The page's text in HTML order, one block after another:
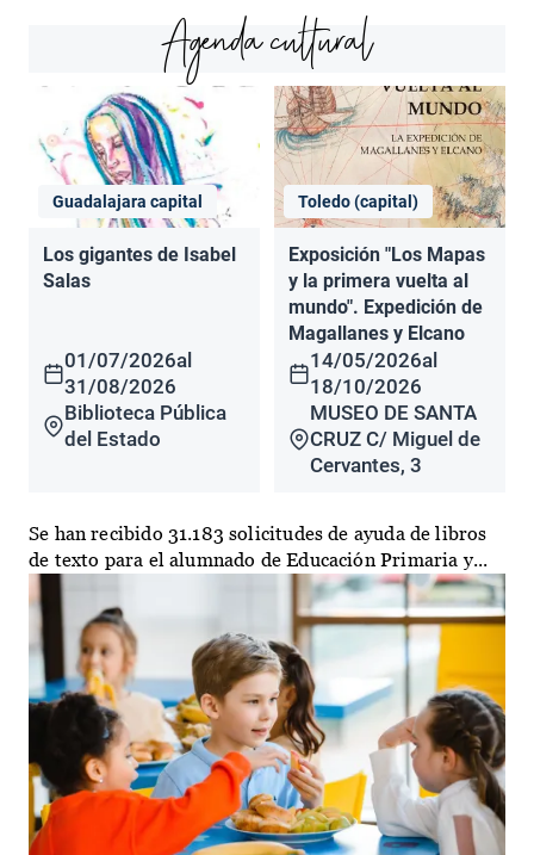
Agenda cultural
Guadalajara capital
Los gigantes de Isabel
Salas
01/07/2026al
31/08/2026
Biblioteca Pública
del Estado
Toledo (capital)
Exposición "Los Mapas
y la primera vuelta al
mundo". Expedición de
Magallanes y Elcano
14/05/2026al
18/10/2026
MUSEO DE SANTA
CRUZ C/ Miguel de
Cervantes, 3
Se han recibido 31.183 solicitudes de ayuda de libros
de texto para el alumnado de Educación Primaria y...